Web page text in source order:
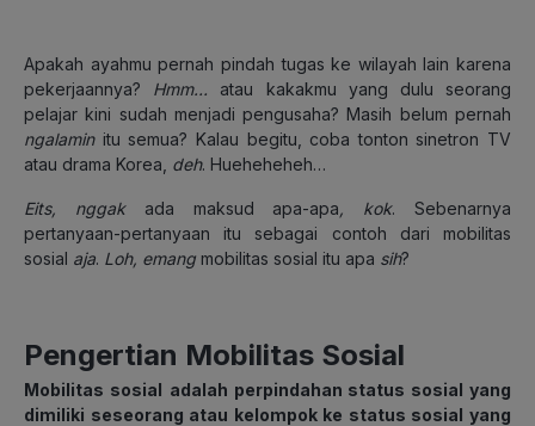
Apakah ayahmu pernah pindah tugas ke wilayah lain karena
pekerjaannya? Hmm… atau kakakmu yang dulu seorang
pelajar kini sudah menjadi pengusaha? Masih belum pernah
ngalaminitu semua? Kalau begitu, coba tonton sinetron TV
atau drama Korea, deh. Hueheheheh…
Eits, nggak ada maksud apa-apa, kok. Sebenarnya
pertanyaan-pertanyaan itu sebagai contoh dari mobilitas
sosial aja. Loh, emang mobilitas sosial itu apa sih?
Pengertian Mobilitas Sosial
Mobilitas sosial adalah perpindahan status sosial yang
dimiliki seseorang atau kelompok ke status sosial yang